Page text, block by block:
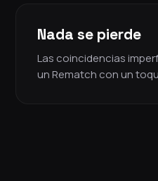
Nada se pierde
Las coincidencias
un Rematch con un